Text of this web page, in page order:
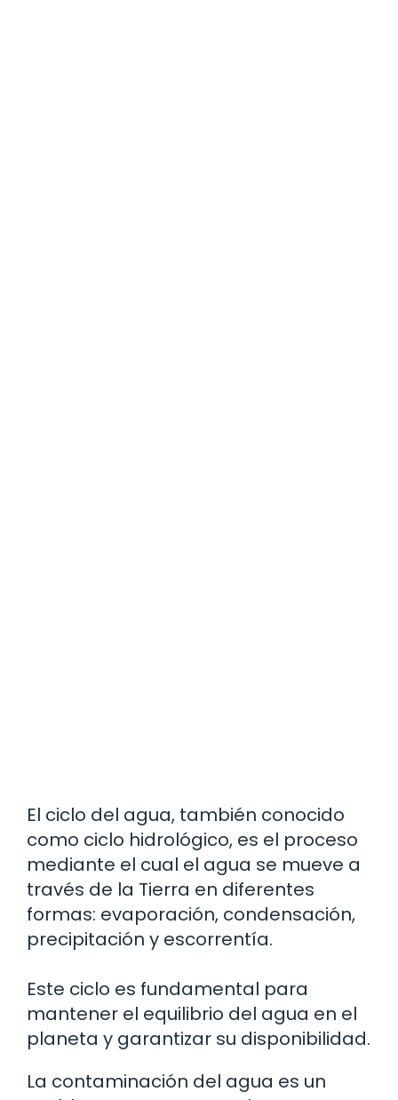
El ciclo del agua, también conocido
como ciclo hidrológico, es el proceso
mediante el cual el agua se mueve a
través de la Tierra en diferentes
formas: evaporación, condensación,
precipitación y escorrentía.
Este ciclo es fundamental para
mantener el equilibrio del agua en el
planeta y garantizar su disponibilidad.
La contaminación del agua es un